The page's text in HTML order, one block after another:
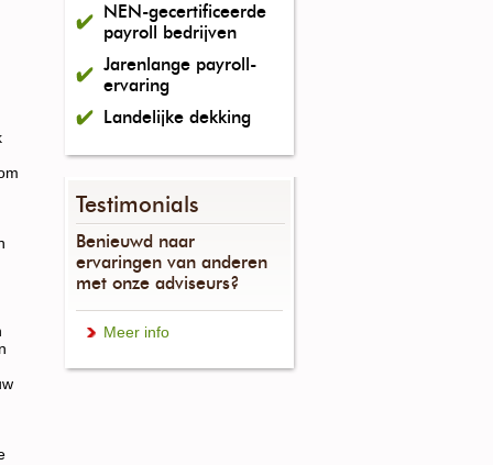
NEN-gecertificeerde
payroll bedrijven
Jarenlange payroll-
ervaring
Landelijke dekking
Testimonials
Benieuwd naar
ervaringen van anderen
met onze adviseurs?
Meer info